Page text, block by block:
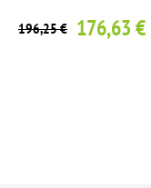
196,25 € 176,63 €